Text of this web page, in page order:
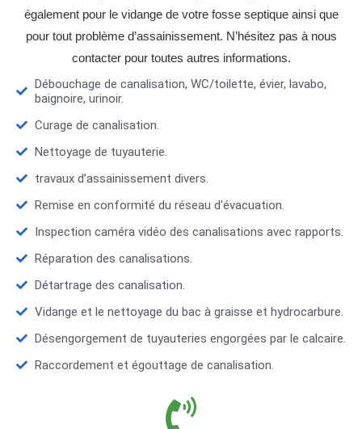
également pour le vidange de votre fosse septique ainsi que
pour tout problème d’assainissement. N’hésitez pas à nous
contacter pour toutes autres informations.
Débouchage de canalisation, WC/toilette, évier, lavabo,
baignoire, urinoir.
Curage de canalisation.
Nettoyage de tuyauterie.
travaux d’assainissement divers.
Remise en conformité du réseau d'évacuation.
Inspection caméra vidéo des canalisations avec rapports.
Réparation des canalisations.
Détartrage des canalisation.
Vidange et le nettoyage du bac à graisse et hydrocarbure.
Désengorgement de tuyauteries engorgées par le calcaire.
Raccordement et égouttage de canalisation.